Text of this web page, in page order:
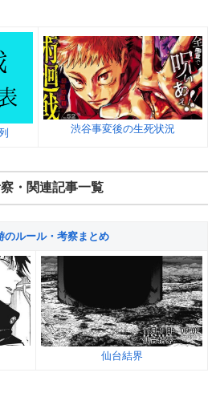
渋谷事変後の生死状況
・関連記事一覧
のルール・考察まとめ
仙台結界